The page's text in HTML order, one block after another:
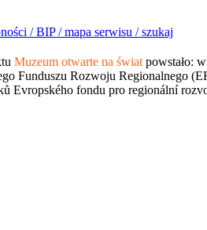
/BIP /mapa serwisu /szukaj
Muzeum otwarte na świat powstało:
Funduszu Rozwoju Regionalnego
Evropského fondu pro regionální